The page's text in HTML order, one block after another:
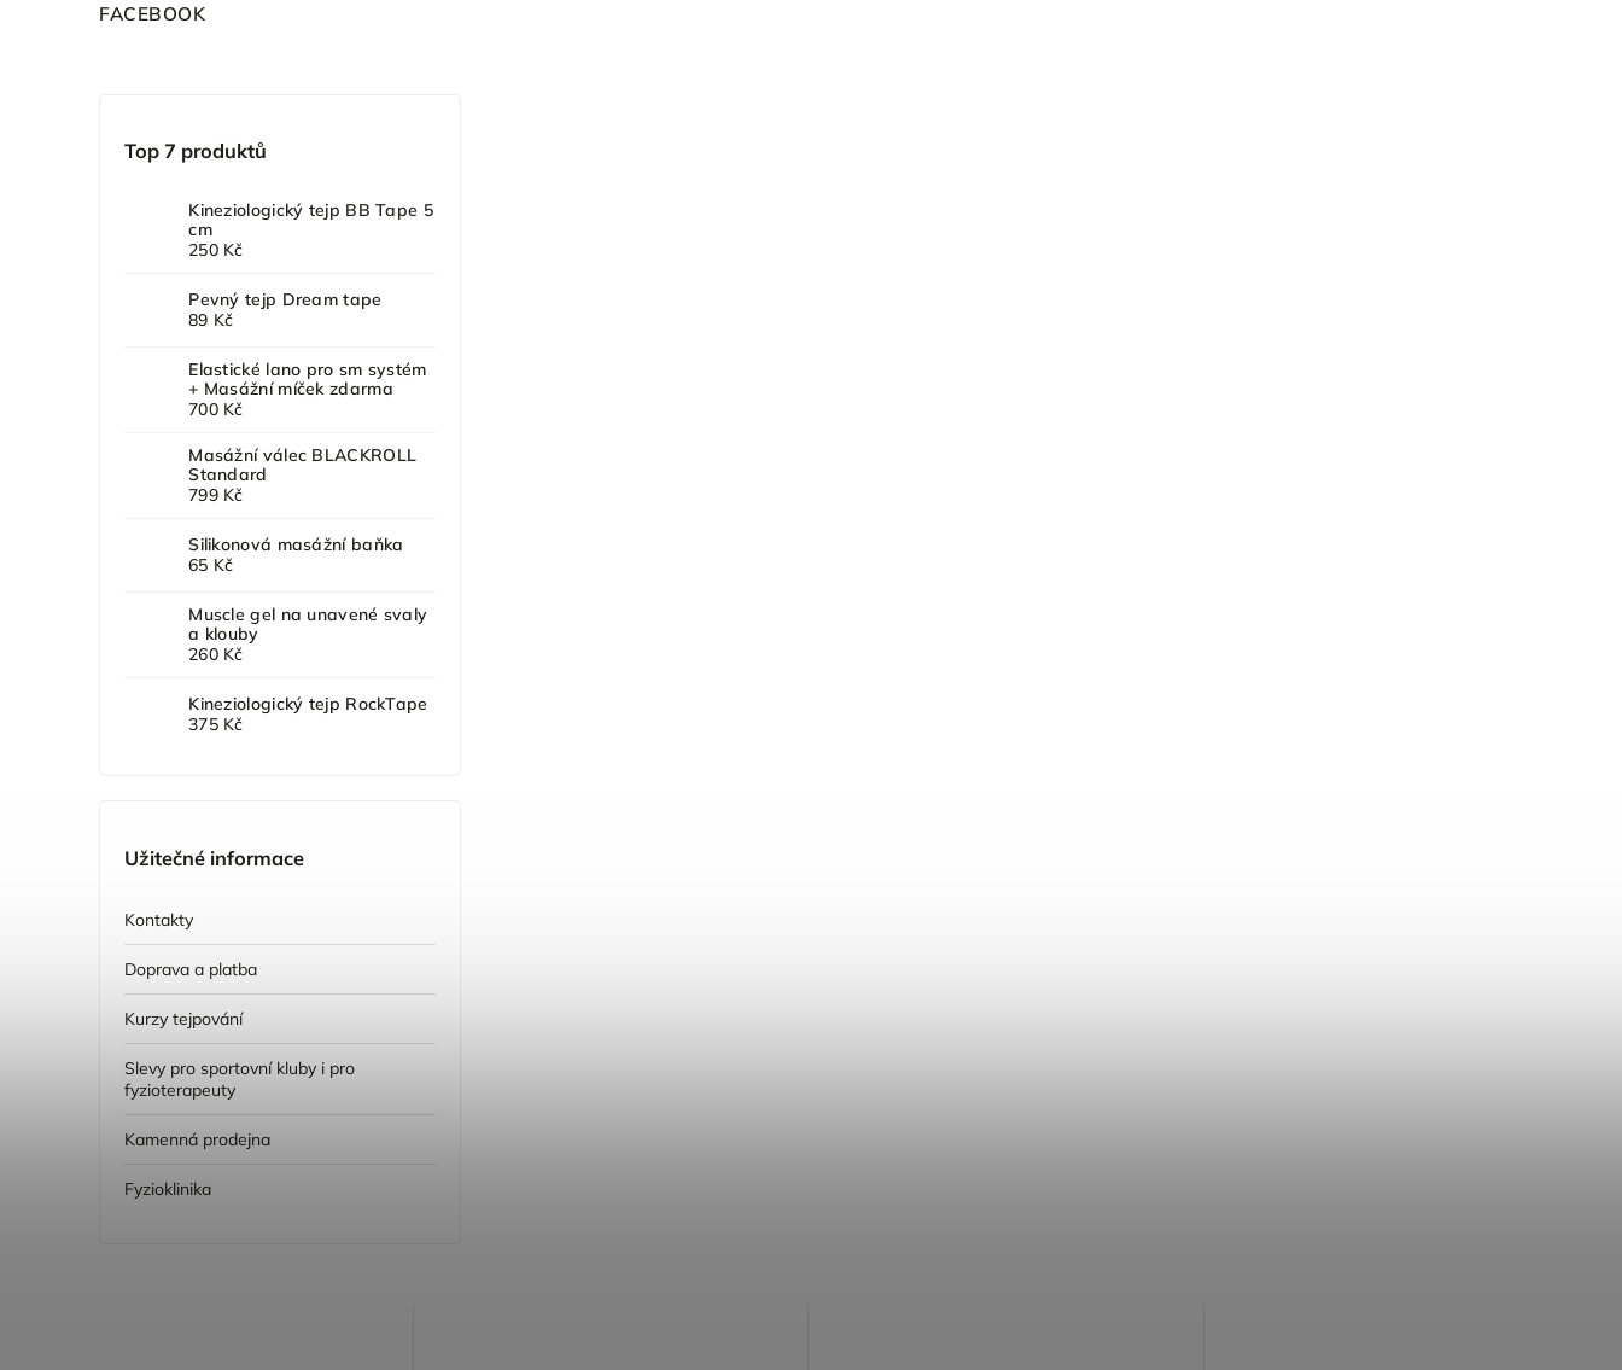
FACEBOOK
Top 7 produktů
Kineziologický tejp BB Tape 5
cm
250 Kč
Pevný tejp Dream tape
89 Kč
Elastické lano pro sm systém
+ Masážní míček zdarma
700 Kč
Masážní válec BLACKROLL
Standard
799 Kč
Silikonová masážní baňka
65 Kč
Muscle gel na unavené svaly
a klouby
260 Kč
Kineziologický tejp RockTape
375 Kč
Užitečné informace
Kontakty
Doprava a platba
Kurzy tejpování
Slevy pro sportovní kluby i pro
fyzioterapeuty
Kamenná prodejna
Fyzioklinika